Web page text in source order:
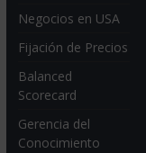
Negocios en USA
Fijación de Precios
Balanced
Scorecard
Gerencia del
Conocimiento